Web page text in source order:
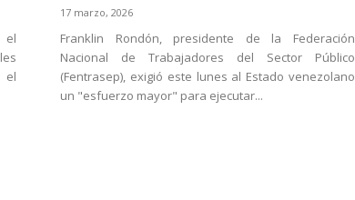
el
el
17 marzo, 2026
Franklin Rondón, presidente de la Federación
Nacional de Trabajadores del Sector Público
(Fentrasep), exigió este lunes al Estado venezolano
un "esfuerzo mayor" para ejecutar...